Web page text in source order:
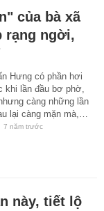
của bà xã
rạng ngời,
Hưng có phần hơi
khi lần đầu bơ phờ,
càng những lần
lại càng mặn mà,…
7 năm trước
này, tiết lộ